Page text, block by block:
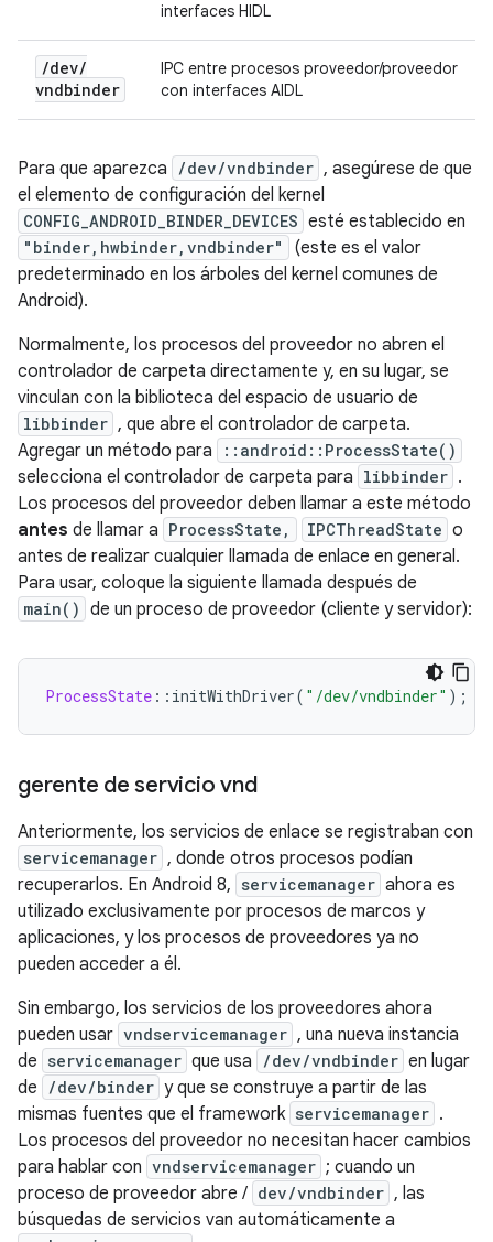
interfaces HIDL
/dev/
vndbinder
IPC entre procesos proveedor/proveedor
con interfaces AIDL
Para que aparezca /dev/vndbinder , asegúrese de que
el elemento de configuración del kernel
CONFIG_ANDROID_BINDER_DEVICES esté establecido en
"binder,hwbinder,vndbinder"
(este es el valor
predeterminado en los árboles del kernel comunes de
Android).
Normalmente, los procesos del proveedor no abren el
controlador de carpeta directamente y, en su lugar, se
vinculan con la biblioteca del espacio de usuario de
libbinder , que abre el controlador de carpeta.
Agregar un método para
::android::ProcessState()
selecciona el controlador de carpeta para libbinder .
Los procesos del proveedor deben llamar a este método
antes de llamar a ProcessState, IPCThreadState o
antes de realizar cualquier llamada de enlace en general.
Para usar, coloque la siguiente llamada después de
main() de un proceso de proveedor (cliente y servidor):
ProcessState :: initWithDriver( "/dev/vndbinder" );
gerente de servicio vnd
Anteriormente, los servicios de enlace se registraban con
servicemanager , donde otros procesos podían
recuperarlos. En Android 8, servicemanager ahora es
utilizado exclusivamente por procesos de marcos y
aplicaciones, y los procesos de proveedores ya no
pueden acceder a él.
Sin embargo, los servicios de los proveedores ahora
pueden usar vndservicemanager , una nueva instancia
de servicemanager que usa /dev/vndbinder en lugar
de
/dev/binder y que se construye a partir de las
mismas fuentes que el framework servicemanager .
Los procesos del proveedor no necesitan hacer cambios
para hablar con vndservicemanager ; cuando un
proceso de proveedor abre / dev/vndbinder , las
búsquedas de servicios van automáticamente a